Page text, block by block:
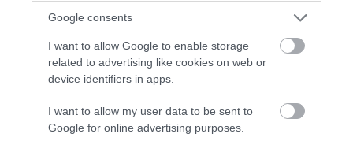
Google consents
I want to allow Google to enable storage
related to advertising like cookies on web or
device identifiers in apps.
I want to allow my user data to be sent to
Google for online advertising purposes.
31.07.2026 03:06
Ιατρικά μυστήρια που έμειναν ανεξήγητα
για δεκαετίες